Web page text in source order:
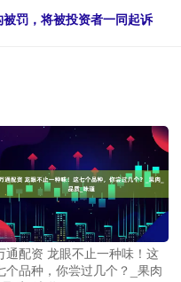
罚，将被投资者一同起诉
通配资 龙眼不止一种味！这
个品种，你尝过几个？_果肉